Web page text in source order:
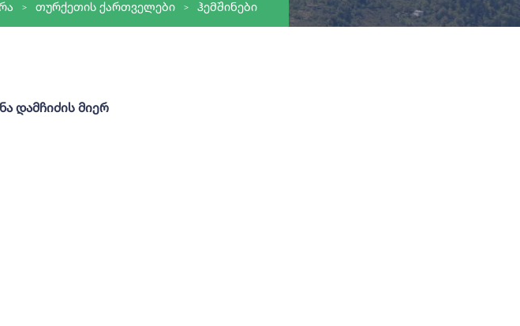
ᲗᲣᲠᲥᲔᲗᲘᲡ ᲥᲐᲠᲗᲕᲔᲚᲔᲑᲘ ᲰᲔᲛᲨᲘᲜᲔᲑᲘ
დამჩიძის მიერ